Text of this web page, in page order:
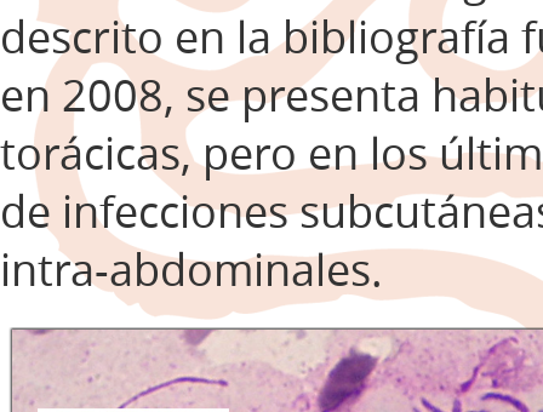
descrito en la bibliografía
en 2008, se presenta
torácicas, pero en los
de infecciones
intra-abdominales.